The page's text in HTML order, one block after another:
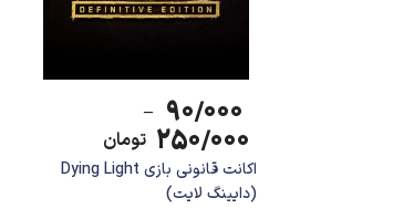
۹۰/۰۰۰ –
۲۵۰/۰۰۰ تومان
اکانت قانونی بازی Dying Light
(دایینگ لایت)